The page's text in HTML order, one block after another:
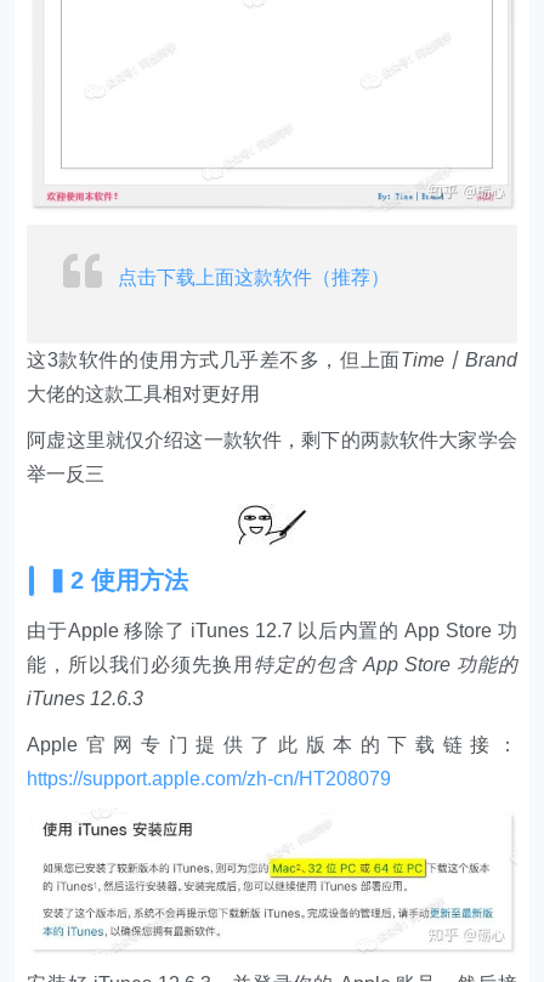
点击下载上面这款软件（推荐）
这3款软件的使用方式几乎差不多，但上面Time丨Brand
大佬的这款工具相对更好用
阿虚这里就仅介绍这一款软件，剩下的两款软件大家学会
举一反三
▍2 使用方法
由于Apple 移除了 iTunes 12.7 以后内置的 App Store 功
能，所以我们必须先换用 特定的包含 App Store 功能的
iTunes 12.6.3
Apple官网专门提供了此版本的下载链接：
https://support.apple.com/zh-cn/HT208079